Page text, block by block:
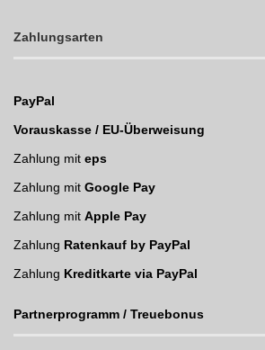
Zahlungsarten
PayPal
Vorauskasse / EU-Überweisung
Zahlung mit eps
Zahlung mit Google Pay
Zahlung mit Apple Pay
Zahlung Ratenkauf by PayPal
Zahlung Kreditkarte via PayPal
Partnerprogramm / Treuebonus